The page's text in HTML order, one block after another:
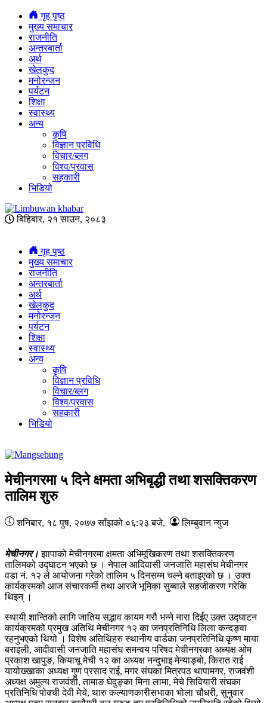
गृह पृष्ठ
मुख्य समाचार
राजनीति
अन्तरबार्ता
अर्थ
खेलकुद
मनोरन्जन
पर्यटन
शिक्षा
स्वास्थ्य
अन्य
कृषि
विज्ञान प्रविधि
विचार/ब्लग
विश्व/प्रवास
सहकारी
भिडियो
बिहिबार, २१ साउन, २०८३
गृह पृष्ठ
मुख्य समाचार
राजनीति
अन्तरबार्ता
अर्थ
खेलकुद
मनोरन्जन
पर्यटन
शिक्षा
स्वास्थ्य
अन्य
कृषि
विज्ञान प्रविधि
विचार/ब्लग
विश्व/प्रवास
सहकारी
भिडियो
मेचीनगरमा ५ दिने क्षमता अभिबृद्धी तथा शसक्तिकरण
तालिम शुरु
शनिबार, १८ पुष, २०७७साँझको ०६:२३ बजे, लिम्बुवान न्युज
मेचीनगर। झापाको मेचीनगरमा क्षमता अभिमूखिकरण तथा शसक्तिकरण
तालिमको उद्घाटन भएको छ । नेपाल आदिवासी जनजाति महासंघ मेचीनगर
वडा नं. १२ ले आयोजना गरेको तालिम ५ दिनसम्म चल्ने बताइएको छ । उक्त
कार्यक्रमको आज संचारकर्मी तथा आरजे भूमिका सुब्बाले सहजीकरण गरेकि
थिइन् ।
स्थायी शान्तिको लागि जातिय सद्भाव कायम गरौ भन्ने नारा दिईए उक्त उद्घाटन
कार्यक्रमको प्रमुख अतिथि मेचीनगर १२ का जनप्रतिनिधि लिला कन्दङ्वा
रहनुभएको थियो । विशेष अतिथिहरु स्थानीय वार्डका जनप्रतिनिधि कृष्ण माया
बराइली, आदीवासी जनजाति महासंघ समन्वय परिषद मेचीनगरका अध्यक्ष ओम
प्रकाश खापुङ, कियाचू मेची १२ का अध्यक्ष नन्दुभाइ मेन्याङ्बो, किरात राई
यायोख्खाका अध्यक्ष गुण प्रसाद राई, मगर संघका मित्रपठ थापामगर, राजवंशी
अध्यक्ष अमुल्य राजवंशी, तामाङ घेदुङ्का मिना लामा, मेचे सिवियारी संघका
प्रतिनिधि पोक्ची देवी मेचे, थारु कल्याणकारीसभाका भोला चौधरी, सुनुवार